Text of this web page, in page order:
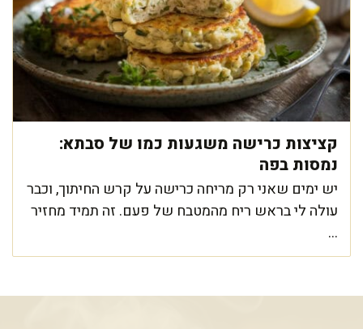
קציצות כרישה משגעות כמו של סבתא:
נמסות בפה
יש ימים שאני רק מריחה כרישה על קרש החיתוך, וכבר
עולה לי בראש ריח מהמטבח של פעם. זה תמיד מחזיר
...